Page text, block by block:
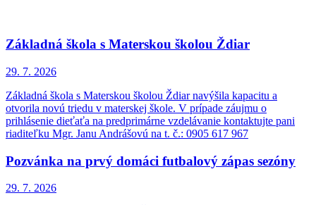
Základná škola s Materskou školou Ždiar
29. 7. 2026
Základná škola s Materskou školou Ždiar navýšila kapacitu a
otvorila novú triedu v materskej škole. V prípade záujmu o
prihlásenie dieťaťa na predprimárne vzdelávanie kontaktujte pani
riaditeľku Mgr. Janu Andrášovú na t. č.: 0905 617 967
Pozvánka na prvý domáci futbalový zápas sezóny
29. 7. 2026